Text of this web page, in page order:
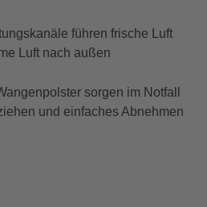
führen frische Luft
Luft nach außen
sorgen im Notfall
und einfaches Abnehmen